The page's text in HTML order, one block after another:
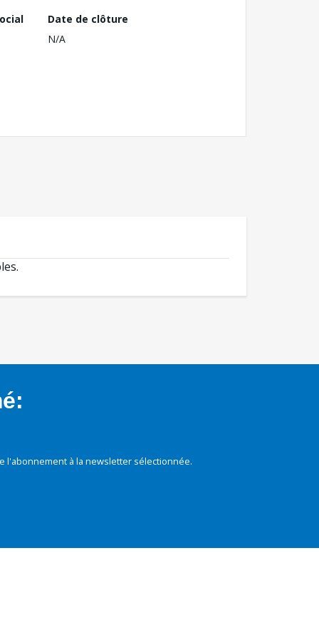
Date de clôture
N/A
à la newsletter sélectionnée.